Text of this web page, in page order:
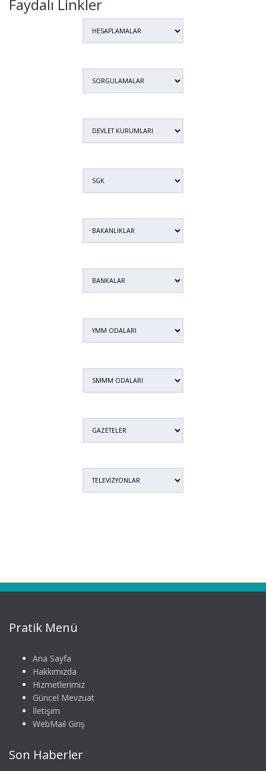
Faydalı Linkler
Pratik Menü
Ana Sayfa
Hakkımızda
Hizmetlerimiz
Güncel Mevzuat
İletişim
WebMail Giriş
Son Haberler